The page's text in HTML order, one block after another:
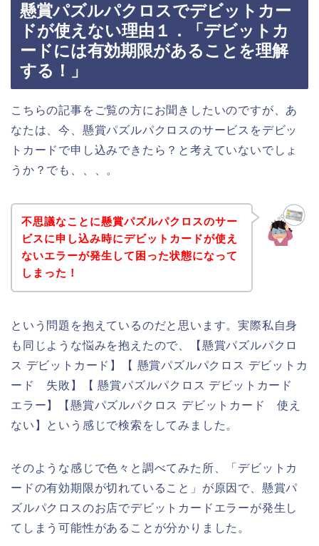
懸賞パズルパクロスでデビットカー
ドが使えない理由１．「デビットカ
ードには有効期限があることを理解
する！」
こちらの記事をご覧の方にお聞きしたいのですが、あ
なたは、今、懸賞パズルパクロスのサービスをデビッ
トカードで申し込みできたら？と考えていないでしょ
うか？でも、、、。
不思議なことに懸賞パズルパクロスのサー
ビスに申し込み時にデビットカードが使え
ないエラーが発生して困った状態になって
しまった！
という問題を抱えているのだと思います。実際私自身
も同じような悩みを抱えたので、【懸賞パズルパクロ
ス デビットカード】【 懸賞パズルパクロス デビットカ
ード 失敗】【 懸賞パズルパクロス デビットカード
エラー】【懸賞パズルパクロス デビットカード 使え
ない】という感じで検索をしてみました。
そのような感じで色々と調べてみた所、「デビットカ
ードの有効期限が切れていること」が原因で、懸賞パ
ズルパクロスのお店でデビットカードエラーが発生し
てしまう可能性があることが分かりました。